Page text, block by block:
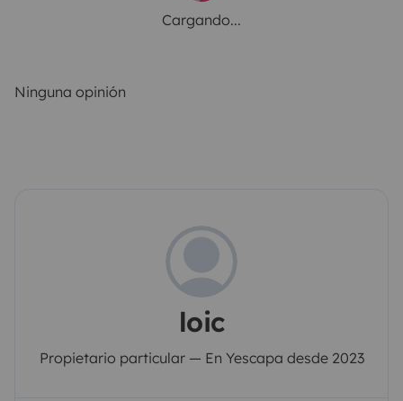
Cargando...
Ninguna opinión
loic
Propietario particular — En Yescapa desde 2023